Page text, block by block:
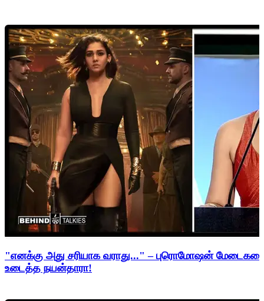
"எனக்கு அது சரியாக வராது..." – புரொமோஷன்
உடைத்த நயன்தாரா!